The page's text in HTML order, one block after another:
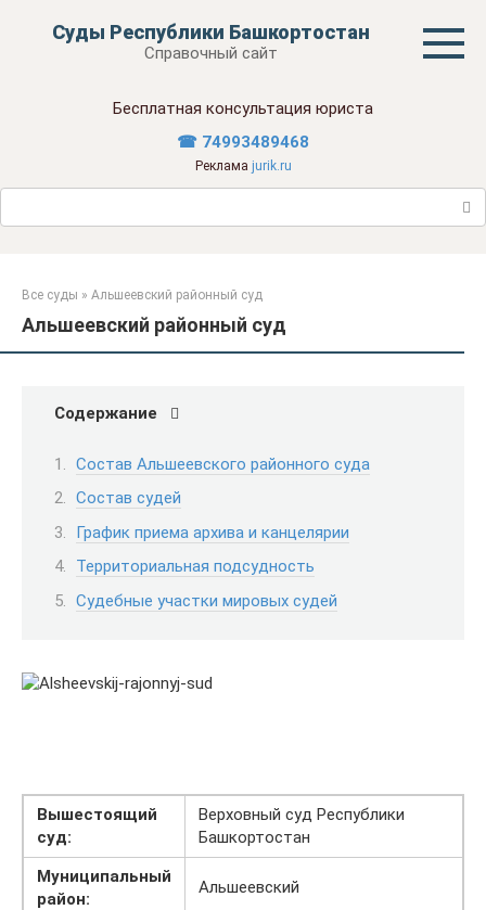
Суды Республики Башкортостан
Справочный сайт
Бесплатная консультация юриста
☎ 74993489468
Реклама jurik.ru
Поиск:
Все суды » Альшеевский районный суд
Альшеевский районный суд
Содержание
Состав Альшеевского районного суда
Состав судей
График приема архива и канцелярии
Территориальная подсудность
Судебные участки мировых судей
Вышестоящий
суд:
Верховный суд Республики
Башкортостан
Муниципальный
район:
Альшеевский